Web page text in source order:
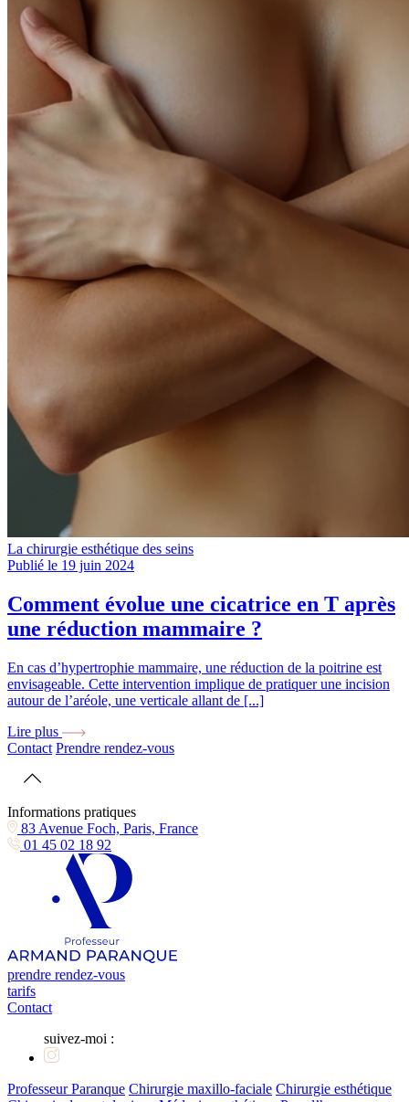
La chirurgie esthétique des seins
Publié le 19 juin 2024
Comment évolue une cicatrice en T après
une réduction mammaire ?
En cas d’hypertrophie mammaire, une réduction de la poitrine est
envisageable. Cette intervention implique de pratiquer une incision
autour de l’aréole, une verticale allant de [...]
Lire plus
Contact Prendre rendez-vous
Informations pratiques
83 Avenue Foch, Paris, France
01 45 02 18 92
prendre rendez-vous
tarifs
Contact
suivez-moi :
Professeur Paranque Chirurgie maxillo-faciale Chirurgie esthétique